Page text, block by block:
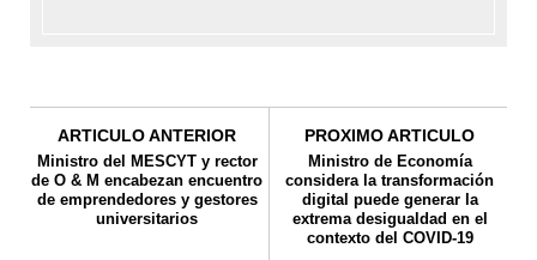
ARTICULO ANTERIOR
Ministro del MESCYT y rector
de O & M encabezan encuentro
de emprendedores y gestores
universitarios
PROXIMO ARTICULO
Ministro de Economía
considera la transformación
digital puede generar la
extrema desigualdad en el
contexto del COVID-19